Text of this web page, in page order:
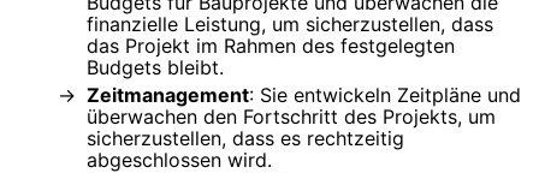
finanzielle Leistung, um sicherzustellen, dass
das Projekt im Rahmen des festgelegten
Budgets bleibt.
Zeitmanagement: Sie entwickeln Zeitpläne und
überwachen den Fortschritt des Projekts, um
sicherzustellen, dass es rechtzeitig
abgeschlossen wird.